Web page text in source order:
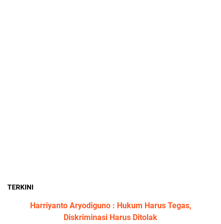
TERKINI
Harriyanto Aryodiguno : Hukum Harus Tegas,
Diskriminasi Harus Ditolak